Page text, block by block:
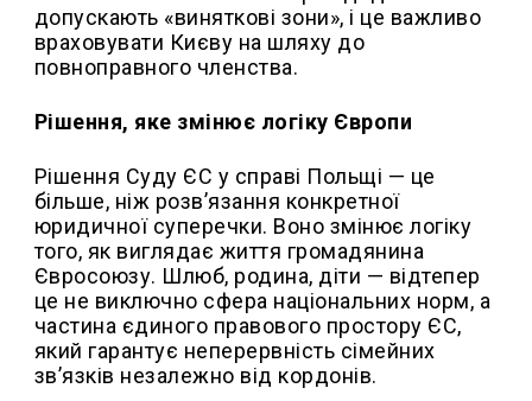
допускають «виняткові зони», і це важливо
враховувати Києву на шляху до
повноправного членства.
Рішення, яке змінює логіку Європи
Рішення Суду ЄС у справі Польщі — це
більше, ніж розв’язання конкретної
юридичної суперечки. Воно змінює логіку
того, як виглядає життя громадянина
Євросоюзу. Шлюб, родина, діти — відтепер
це не виключно сфера національних норм, а
частина єдиного правового простору ЄС,
який гарантує неперервність сімейних
зв’язків незалежно від кордонів.